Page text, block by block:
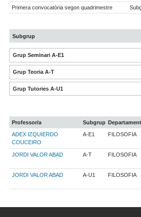
Primera convocatòria segon quadrimestre
Subgrup
Grup Seminari A-E1
Grup Teoria A-T
Grup Tutories A-U1
Professor/a Subgrup Departament
ADEX IZQUIERDO
COUCEIRO
A-E1 FILOSOFIA
JORDI VALOR ABAD A-T FILOSOFIA
JORDI VALOR ABAD A-U1 FILOSOFIA